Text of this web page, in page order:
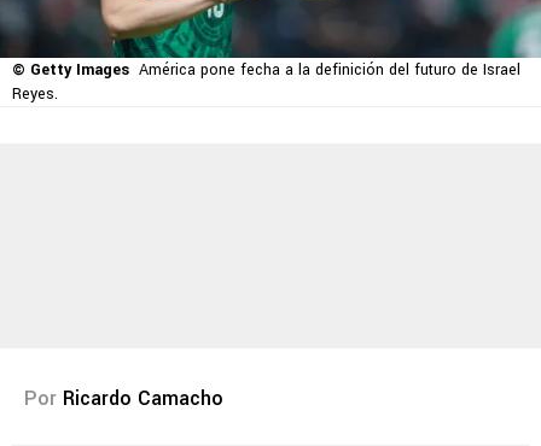
© Getty Images América pone fecha a la definición del futuro de Israel
Reyes.
Por Ricardo Camacho